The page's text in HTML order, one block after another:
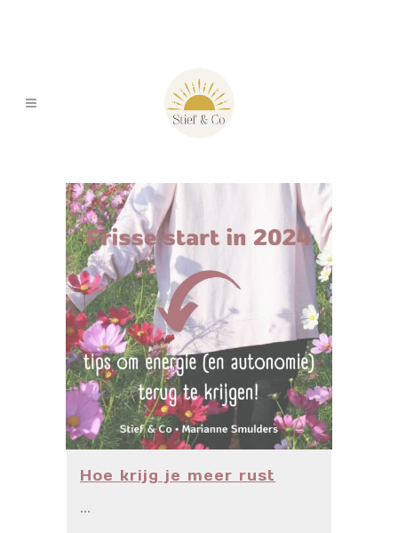
Hoe krijg je meer rust
...